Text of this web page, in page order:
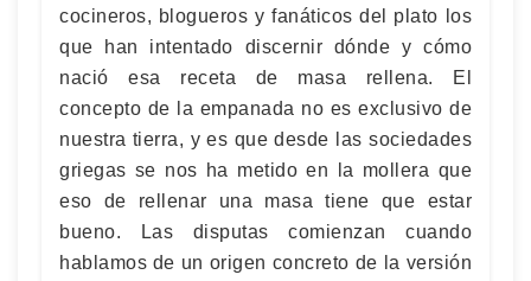
cocineros, blogueros y fanáticos del plato los
que han intentado discernir dónde y cómo
nació esa receta de masa rellena. El
concepto de la empanada no es exclusivo de
nuestra tierra, y es que desde las sociedades
griegas se nos ha metido en la mollera que
eso de rellenar una masa tiene que estar
bueno. Las disputas comienzan cuando
hablamos de un origen concreto de la versión